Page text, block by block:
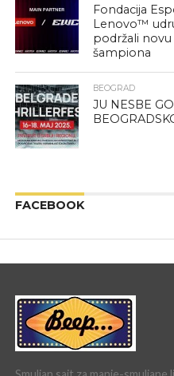
Fondacija
Lenovo™
podržali
šampiona
BEOGRAD
JU NESBE
FACEBOOK